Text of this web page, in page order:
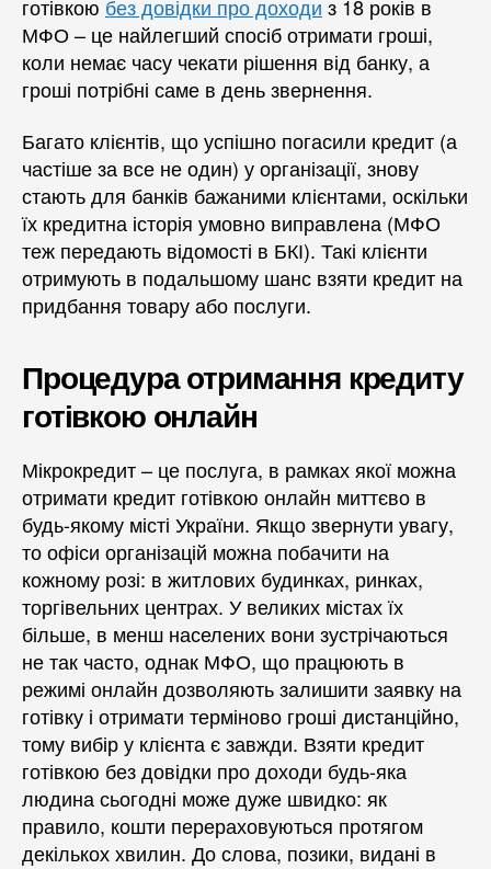
готівкою без довідки про доходи з 18 років в
МФО – це найлегший спосіб отримати гроші,
коли немає часу чекати рішення від банку, а
гроші потрібні саме в день звернення.
Багато клієнтів, що успішно погасили кредит (а
частіше за все не один) у організації, знову
стають для банків бажаними клієнтами, оскільки
їх кредитна історія умовно виправлена ​​(МФО
теж передають відомості в БКІ). Такі клієнти
отримують в подальшому шанс взяти кредит на
придбання товару або послуги.
Процедура отримання кредиту
готівкою онлайн
Мікрокредит – це послуга, в рамках якої можна
отримати кредит готівкою онлайн миттєво в
будь-якому місті України. Якщо звернути увагу,
то офіси організацій можна побачити на
кожному розі: в житлових будинках, ринках,
торгівельних центрах. У великих містах їх
більше, в менш населених вони зустрічаються
не так часто, однак МФО, що працюють в
режимі онлайн дозволяють залишити заявку на
готівку і отримати терміново гроші дистанційно,
тому вибір у клієнта є завжди. Взяти кредит
готівкою без довідки про доходи будь-яка
людина сьогодні може дуже швидко: як
правило, кошти перераховуються протягом
декількох хвилин. До слова, позики, видані в